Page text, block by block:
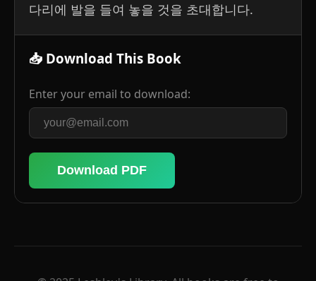
다리에 발을 들여 놓을 것을 초대합니다.
📥 Download This Book
Enter your email to download:
Download PDF